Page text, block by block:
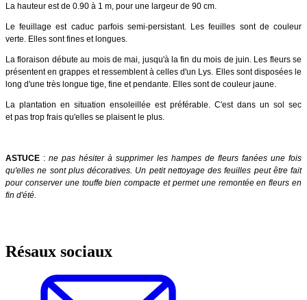
La hauteur est de 0.90 à 1 m, pour une largeur de 90 cm.
Le feuillage est caduc parfois semi-persistant. Les feuilles sont de couleur
verte. Elles sont fines et longues.
La floraison débute au mois de mai, jusqu'à la fin du mois de juin. Les fleurs se
présentent en grappes et ressemblent à celles d'un Lys. Elles sont disposées le
long d'une très longue tige, fine et pendante. Elles sont de couleur jaune.
La plantation en situation ensoleillée est préférable. C'est dans un sol sec
et pas trop frais qu'elles se plaisent le plus.
ASTUCE : ne pas hésiter à supprimer les hampes de fleurs fanées une fois
qu'elles ne sont plus décoratives. Un petit nettoyage des feuilles peut être fait
pour conserver une touffe bien compacte et permet une remontée en fleurs en
fin d'été.
Résaux sociaux